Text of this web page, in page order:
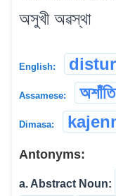
অসুখী অৱস্থা
English:
Assamese: অশাঁতি
Dimasa:
Antonyms:
a. Abstract Noun: